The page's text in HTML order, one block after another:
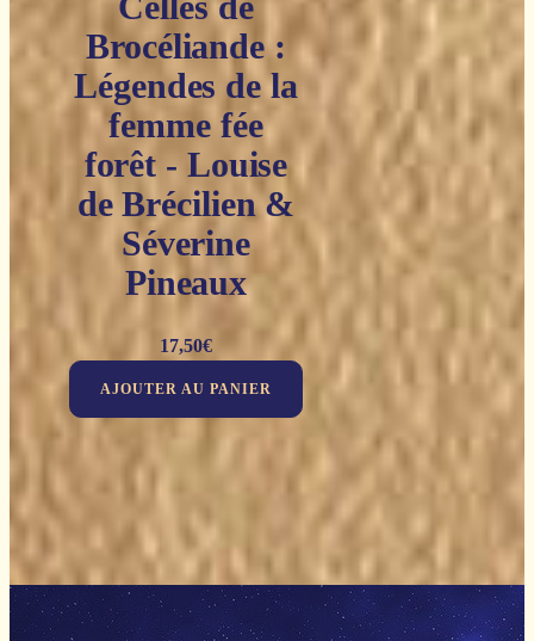
Brocéliande :
Légendes de la
femme fée
forêt - Louise
de Brécilien &
Séverine
Pineaux
17,50€
AJOUTER AU PANIER